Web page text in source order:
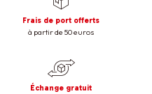
Frais de port offerts
à partir de 50 euros
Échange gratuit